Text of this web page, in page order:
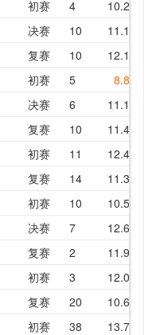
初赛 4 10.26
决赛 10 11.11
复赛
10 12.12
初赛
5 8.82
决赛 6 11.17
复赛
10 11.44
初赛
11 12.43
复赛 14 11.31
初赛
10 10.55
决赛 7 12.67
复赛
2 11.90
初赛
3 12.08
复赛 20 10.60
初赛
38 13.78